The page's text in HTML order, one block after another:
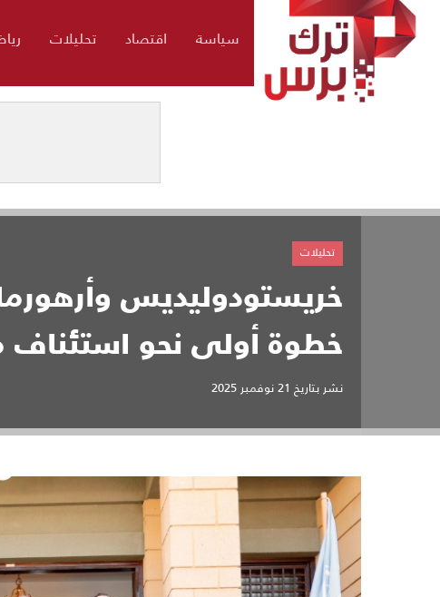
سياسة اقتصاد تحليلات
خريستودوليديس
خطوة أولى نحو
نشر بتاريخ 21 نوفمبر 2025
تحليلات